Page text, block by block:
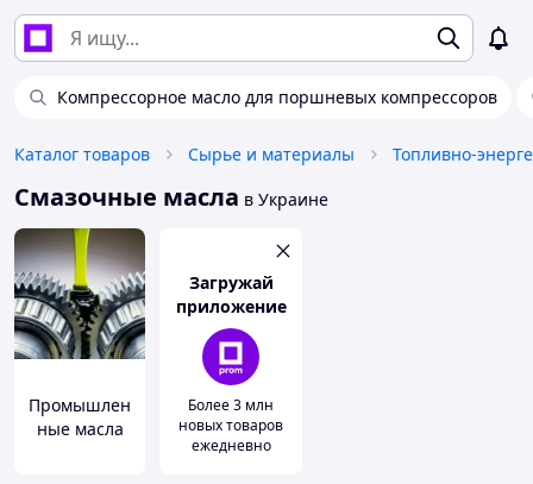
Компрессорное масло для поршневых компрессоров
Каталог товаров Сырье и материалы Топливно-
Смазочные масла в Украине
Промышлен
ные масла
Загружай
приложение
Более 3 млн
новых товаров
ежедневно